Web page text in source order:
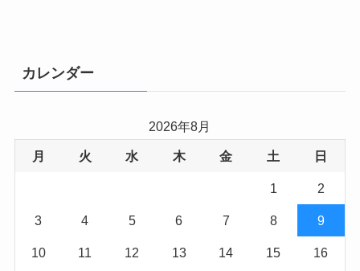
カレンダー
2026年8月
月 火 水 木 金 土 日
1 2
3 4 5 6 7 8 9
10 11 12 13 14 15 16